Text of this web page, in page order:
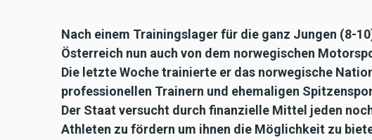
Nach einem Trainingslager für die ganz Jungen (8-
Österreich nun auch von dem norwegischen
Die letzte Woche trainierte er das norwegische
professionellen Trainern und ehemaligen
Der Staat versucht durch finanzielle Mittel jeden
Athleten zu fördern um ihnen die Möglichkeit zu